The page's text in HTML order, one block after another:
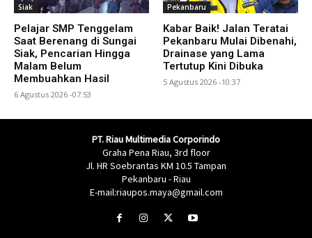
Siak
Pelajar SMP Tenggelam
Saat Berenang di Sungai
Siak, Pencarian Hingga
Malam Belum
Membuahkan Hasil
6 Agustus 2026 -07:53
Pekanbaru
Kabar Baik! Jalan Teratai
Pekanbaru Mulai Dibenahi,
Drainase yang Lama
Tertutup Kini Dibuka
5 Agustus 2026 -10:37
PT. Riau Multimedia Corporindo
Graha Pena Riau, 3rd floor
Jl. HR Soebrantas KM 10.5 Tampan
Pekanbaru - Riau
E-mail:riaupos.maya@gmail.com